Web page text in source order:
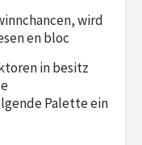
wird
en bloc
in besitz
Palette ein